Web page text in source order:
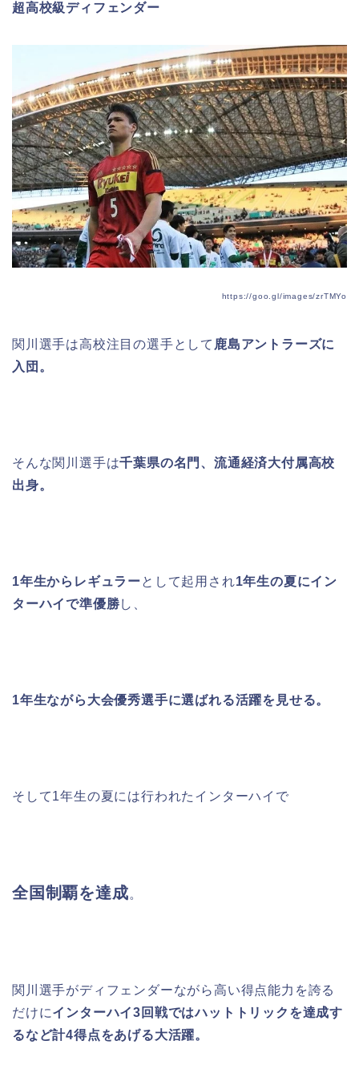
超高校級ディフェンダー
https://goo.gl/images/zrTMYo
関川選手は高校注目の選手として 鹿島アントラーズに
入団。
そんな関川選手は千葉県の名門、流通経済大付属高校
出身。
1年生からレギュラーとして起用され1年生の夏にイン
ターハイで準優勝し、
1年生ながら大会優秀選手に選ばれる活躍を見せる。
そして1年生の夏には行われたインターハイで
全国制覇を達成。
関川選手がディフェンダーながら高い得点能力を誇る
だけにインターハイ3 回戦ではハットトリックを達成す
るなど計4得点をあげる大活躍。